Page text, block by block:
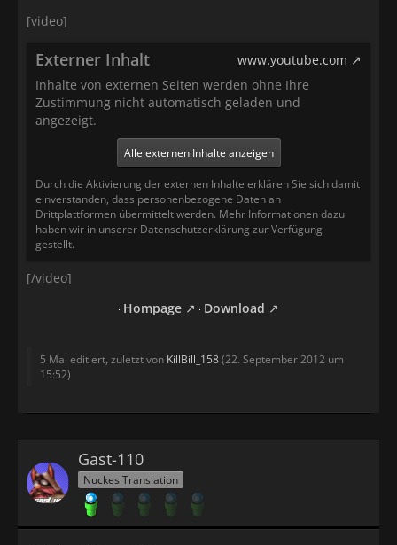
[video]
Externer Inhalt
www.youtube.com
Inhalte von externen Seiten werden ohne Ihre
Zustimmung nicht automatisch geladen und
angezeigt.
Alle externen Inhalte anzeigen
Durch die Aktivierung der externen Inhalte erklären Sie sich damit
einverstanden, dass personenbezogene Daten an
Drittplattformen übermittelt werden. Mehr Informationen dazu
haben wir in unserer Datenschutzerklärung zur Verfügung
gestellt.
[/video]
Hompage
Download
5 Mal editiert, zuletzt von KillBill_158(22. September 2012 um
15:52)
Gast-110
Nuckes Translation